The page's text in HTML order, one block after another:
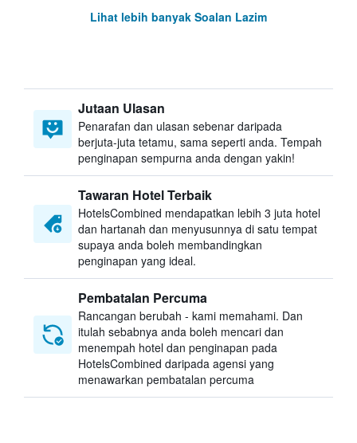
Lihat lebih banyak Soalan Lazim
Jutaan Ulasan
Penarafan dan ulasan sebenar daripada
berjuta-juta tetamu, sama seperti anda. Tempah
penginapan sempurna anda dengan yakin!
Tawaran Hotel Terbaik
HotelsCombined mendapatkan lebih 3 juta hotel
dan hartanah dan menyusunnya di satu tempat
supaya anda boleh membandingkan
penginapan yang ideal.
Pembatalan Percuma
Rancangan berubah - kami memahami. Dan
itulah sebabnya anda boleh mencari dan
menempah hotel dan penginapan pada
HotelsCombined daripada agensi yang
menawarkan pembatalan percuma